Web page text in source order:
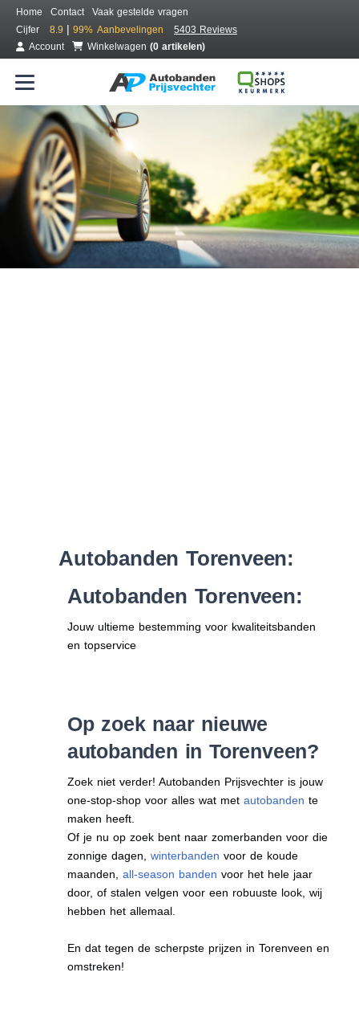
Home Contact
Vaak gestelde vragen
Cijfer
8.9 | 99% Aanbevelingen
5403 Reviews
Account
Winkelwagen (0 artikelen)
Bestel voordelig banden online
Gratis bezorgd of montage bij jou in de buurt
Seizoen:
Merken:
Autobanden Torenveen:
Autobanden Torenveen:
Jouw ultieme bestemming voor kwaliteitsbanden
en topservice
Op zoek naar nieuwe
autobanden in Torenveen?
Zoek niet verder! Autobanden Prijsvechter is jouw
one-stop-shop voor alles wat met autobanden te
maken heeft.
Of je nu op zoek bent naar zomerbanden voor die
zonnige dagen, winterbanden voor de koude
maanden, all-season banden voor het hele jaar
door, of stalen velgen voor een robuuste look, wij
hebben het allemaal.
En dat tegen de scherpste prijzen in Torenveen en
omstreken!